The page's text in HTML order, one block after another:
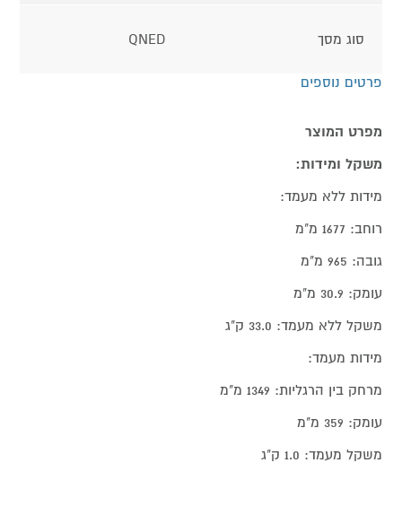
סוג מסך QNED
פרטים נוספים
מפרט המוצר
משקל ומידות:
מידות ללא מעמד:
רוחב: 1677 מ"מ
גובה: 965 מ"מ
עומק: 30.9 מ"מ
משקל ללא מעמד: 33.0 ק"ג
מידות מעמד:
מרחק בין הרגליות: 1349 מ"מ
עומק: 359 מ"מ
משקל מעמד: 1.0 ק"ג